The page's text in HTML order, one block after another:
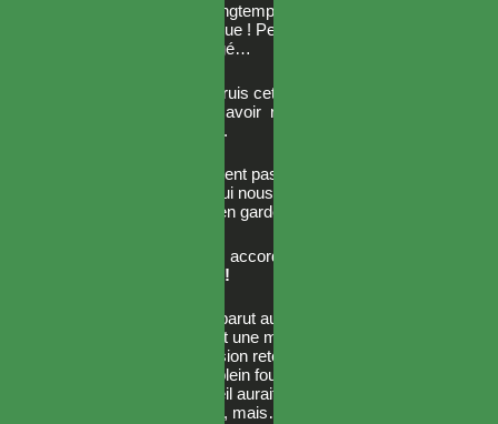
— Ah, ça fait trop longtemps que je suis loin du
Royaume Démoniaque ! Peut-être que les
tendances ont changé…
— Peu importe. Détruis cette chose ! lança
Erza, agacée, après avoir rappelé à Mammon
sa propre affirmation.
Si les démons n’avaient pas de réelle notion de
sécurité, qu’est-ce qui nous attendait au-delà de
cette zone déjà si bien gardée ?
— Pff, grande sœur, accorde-moi un instant…
Feu ! Matière noire !
Un hexagramme apparut au-dessus de la tête
de Mammon, libérant une masse comprimée de
magie noire. L’explosion retentit dans tout le
couloir et frappa de plein fouet le visage du
golem. Un coup pareil aurait suffi à abattre un
dragon de cette taille, mais…